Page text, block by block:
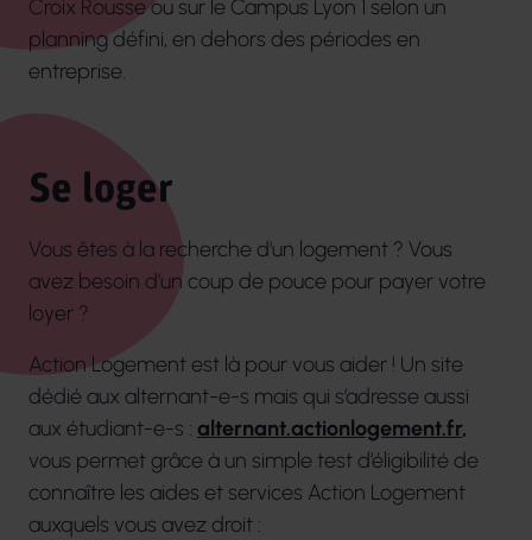
Croix Rousse ou sur le Campus Lyon 1 selon un
planning défini, en dehors des périodes en
entreprise.
Se loger
Vous êtes à la recherche d’un logement ? Vous
avez besoin d’un coup de pouce pour payer votre
loyer ?
Action Logement est là pour vous aider ! Un site
dédié aux alternant-e-s mais qui s’adresse aussi
aux étudiant-e-s : alternant.actionlogement.fr,
vous permet grâce à un simple test d’éligibilité de
connaître les aides et services Action Logement
auxquels vous avez droit :